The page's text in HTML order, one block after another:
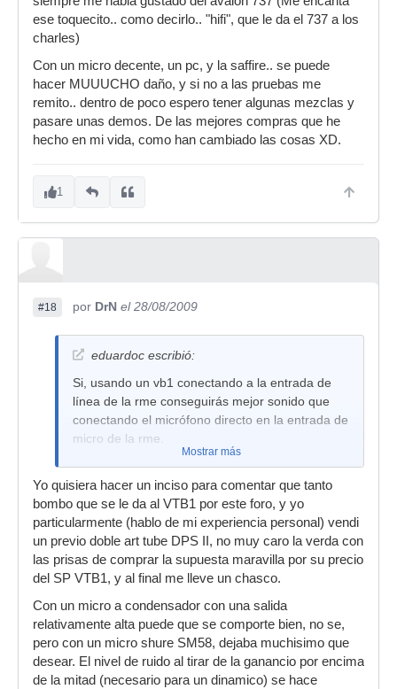
ese toquecito.. como decirlo.. "hifi", que le da el 737 a los
charles)
Con un micro decente, un pc, y la saffire.. se puede
hacer MUUUCHO daño, y si no a las pruebas me
remito.. dentro de poco espero tener algunas mezclas y
pasare unas demos. De las mejores compras que he
hecho en mi vida, como han cambiado las cosas XD.
1
#18 por DrN el 28/08/2009
eduardoc escribió:
Si, usando un vb1 conectando a la entrada de
línea de la rme conseguirás mejor sonido que
conectando el micrófono directo en la entrada de
micro de la rme.
Mostrar más
Yo quisiera hacer un inciso para comentar que tanto
bombo que se le da al VTB1 por este foro, y yo
particularmente (hablo de mi experiencia personal) vendi
un previo doble art tube DPS II, no muy caro la verda con
las prisas de comprar la supuesta maravilla por su precio
del SP VTB1, y al final me lleve un chasco.
Con un micro a condensador con una salida
relativamente alta puede que se comporte bien, no se,
pero con un micro shure SM58, dejaba muchisimo que
desear. El nivel de ruido al tirar de la ganancio por encima
de la mitad (necesario para un dinamico) se hace